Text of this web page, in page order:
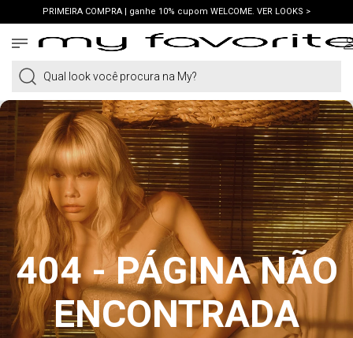
PRIMEIRA COMPRA | ganhe 10% cupom WELCOME. VER LOOKS >
FRETE GRÁTIS | em compras a partir de R$419. AMEI >
Qual look você procura na My?
404 - PÁGINA NÃO
ENCONTRADA